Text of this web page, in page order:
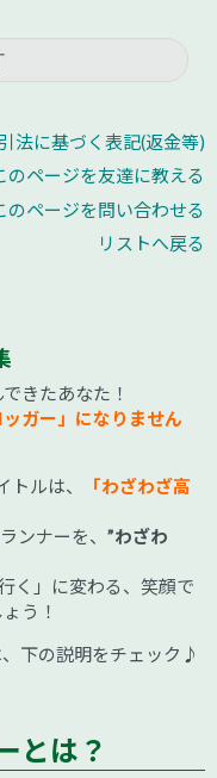
法に基づく表記(返金等)
のページを友達に教える
のページを問い合わせる
リストへ戻る
きたあなた！
ガー」になりません
ルは、
「わざわざ高
ンナーを、 ”わざわ
く」に変わる、笑顔で
う！
下の説明をチェック♪
とは？